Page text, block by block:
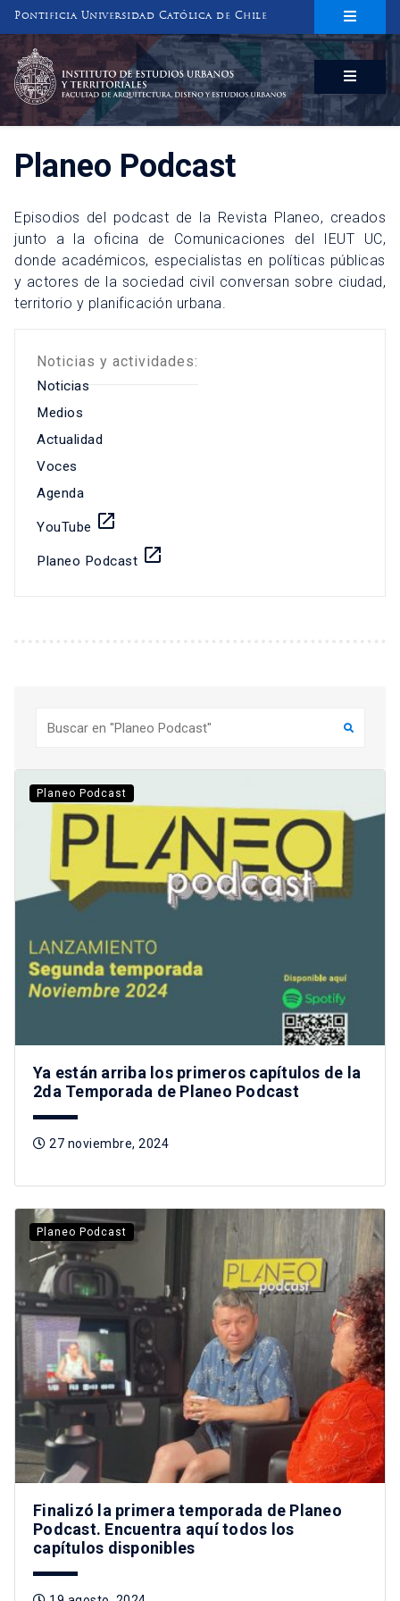
Pontificia Universidad Católica de Chile
INSTITUTO DE ESTUDIOS URBANOS
Y TERRITORIALES
FACULTAD DE ARQUITECTURA, DISEÑO Y ESTUDIOS URBANOS
Planeo Podcast
Episodios del podcast de la Revista Planeo, creados
junto a la oficina de Comunicaciones del IEUT UC,
donde académicos, especialistas en políticas públicas
y actores de la sociedad civil conversan sobre ciudad,
territorio y planificación urbana.
Noticias y actividades:
Noticias
Medios
Actualidad
Voces
Agenda
YouTube launch
Planeo Podcast launch
Planeo Podcast
Ya están arriba los primeros capítulos de la
2da Temporada de Planeo Podcast
27 noviembre, 2024
Planeo Podcast
Finalizó la primera temporada de Planeo
Podcast. Encuentra aquí todos los
capítulos disponibles